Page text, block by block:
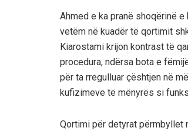
Ahmed e ka pranë shoqërinë
vetëm në kuadër të qortimit
Kiarostami krijon kontrast të
procedura, ndërsa bota e
për ta rregulluar çështjen në
kufizimeve të mënyrës si
Qortimi për detyrat përmbyllet